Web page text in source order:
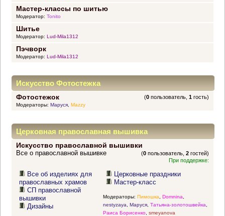
Мастер-классы по шитью
Модератор: Tonito
Шитье
Модератор: Lud-Mila1312
Пэчворк
Модератор: Lud-Mila1312
Искусство Фотостежка
Фотостежок (0 пользователь,1 гость)
Модераторы: Маруся, Mazzy
Церковная православная вышивка
Искусство православной вышивки
(0 пользователь,2 гостей)
Все о православной вышивке
При поддержке:
Все об изделиях для
православных храмов
СП православной
вышивки
Дизайны
Церковные праздники
Мастер-класс
Модераторы: Пимошка Domnina
nestyzaya
Маруся, Татьяна-золотошвейка
Раиса Борисенко, smeyanova